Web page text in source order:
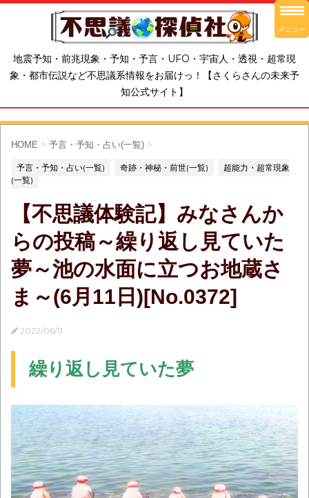
地震予知・前兆現象・予知・予言・UFO・宇宙人・透視・超常現
象・都市伝説など不思議系情報をお届けっ！【さくらさんの未来予
知公式サイト】
HOME > 予言・予知・占い(一覧) >
予言・予知・占い(一覧) 奇跡・神秘・前世(一覧)
超能力・超常現象
(一覧)
【不思議体験記】みなさんか
らの投稿～繰り返し見ていた
夢～池の水面に立つお地蔵さ
ま～(6月11日)[No.0372]
2022/06/11
繰り返し見ていた夢
メニュー